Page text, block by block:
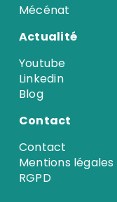
Mécénat
Actualité
Youtube
Linkedin
Blog
Contact
Contact
Mentions légales
RGPD